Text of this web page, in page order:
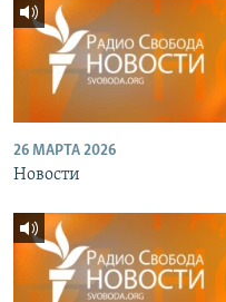
26 МАРТА 2026
Новости